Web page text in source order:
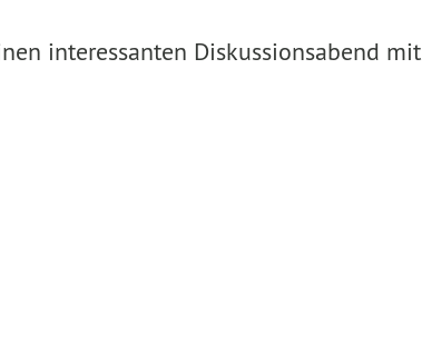
interessanten Diskussionsabend mit